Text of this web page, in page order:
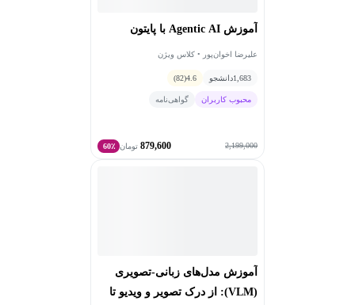
آموزش Agentic AI با پایتون
علیرضا اخوان‌پور • کلاس ویژن
1,683دانشجو 4.6
(82)
محبوب کاربران گواهی‌نامه
2,199,000
879,600 تومان 60٪
آموزش مدل‌های زبانی-تصویری
(VLM): از درک تصویر و ویدیو تا